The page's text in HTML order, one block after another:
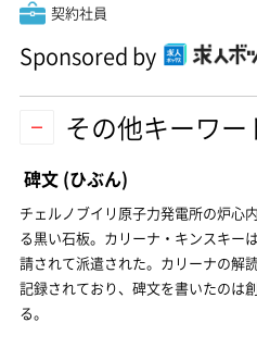
契約社員
Sponsored by
その他キーワー
碑文 (ひぶん)
チェルノブイリ原子力発電所の炉心
る黒い石板。カリーナ・キンスキー
請されて派遣された。カリーナの解
記録されており、碑文を書いたのは
る。